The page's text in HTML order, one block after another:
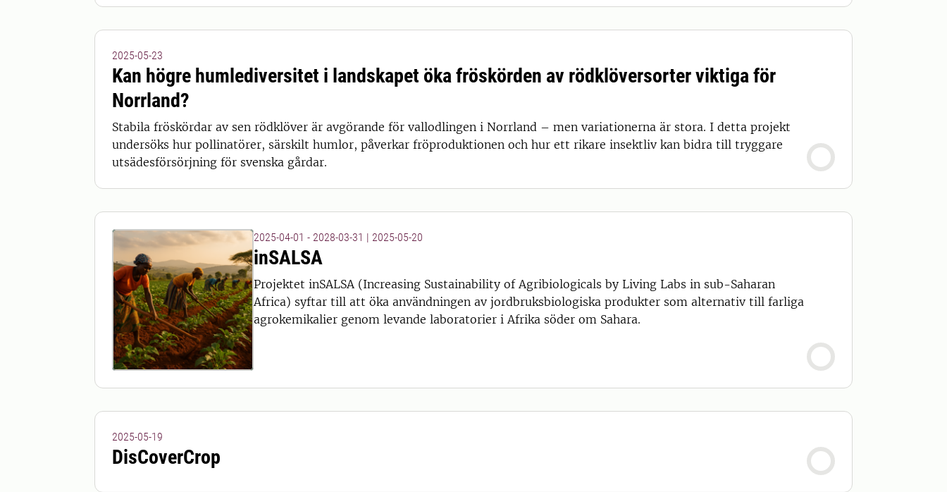
2025-05-23
Kan högre humlediversitet i landskapet öka fröskörden av rödklöversorter viktiga för
Norrland?
Stabila fröskördar av sen rödklöver är avgörande för vallodlingen i Norrland – men variationerna är stora. I detta projekt
undersöks hur pollinatörer, särskilt humlor, påverkar fröproduktionen och hur ett rikare insektliv kan bidra till tryggare
utsädesförsörjning för svenska gårdar.
2025-04-01 - 2028-03-31 | 2025-05-20
inSALSA
Projektet inSALSA (Increasing Sustainability of Agribiologicals by Living Labs in sub-Saharan
Africa) syftar till att öka användningen av jordbruksbiologiska produkter som alternativ till farliga
agrokemikalier genom levande laboratorier i Afrika söder om Sahara.
2025-05-19
DisCoverCrop